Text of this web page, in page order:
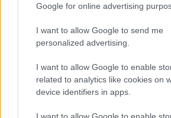
Google for online advertising
I want to allow Google to send me
personalized advertising.
I want to allow Google to enable
related to analytics like cookies on
device identifiers in apps.
I want to allow Google to enable
Aguacate en la cocina: 10 recetas
Lucía Fernández · 4 Ago 2026